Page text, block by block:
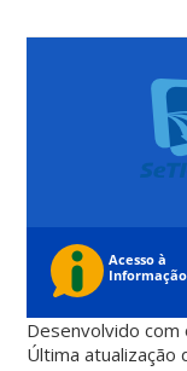
Desenvolvido
Última